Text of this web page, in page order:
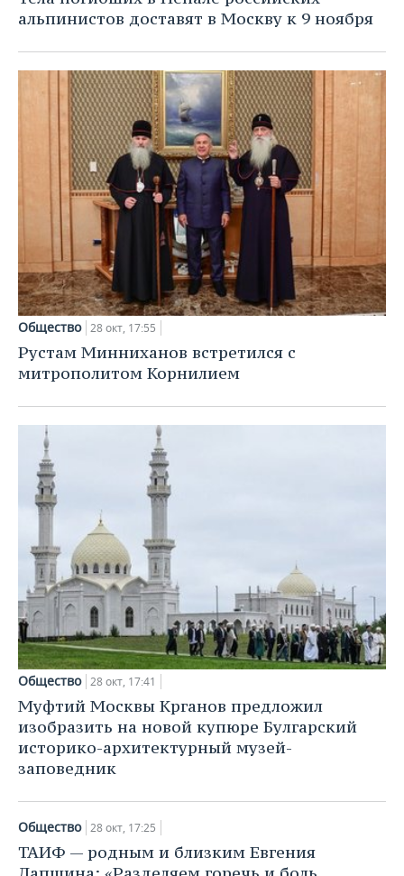
альпинистов доставят в Москву к 9 ноября
Общество 28 окт, 17:55
Рустам Минниханов встретился с
митрополитом Корнилием
Общество 28 окт, 17:41
Муфтий Москвы Крганов предложил
изобразить на новой купюре Булгарский
историко-архитектурный музей-
заповедник
Общество 28 окт, 17:25
ТАИФ — родным и близким Евгения